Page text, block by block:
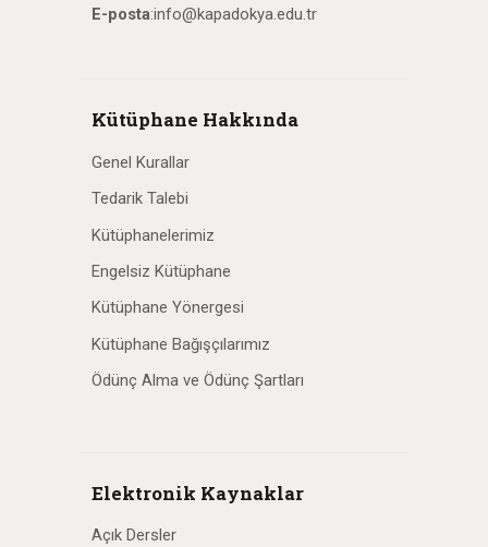
E-posta:info@kapadokya.edu.tr
Kütüphane Hakkında
Genel Kurallar
Tedarik Talebi
Kütüphanelerimiz
Engelsiz Kütüphane
Kütüphane Yönergesi
Kütüphane Bağışçılarımız
Ödünç Alma ve Ödünç Şartları
Elektronik Kaynaklar
Açık Dersler